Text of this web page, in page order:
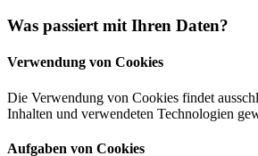
Was passiert mit Ihren Daten?
Verwendung von Cookies
Die Verwendung von Cookies findet
Inhalten und verwendeten Technologien
Aufgaben von Cookies